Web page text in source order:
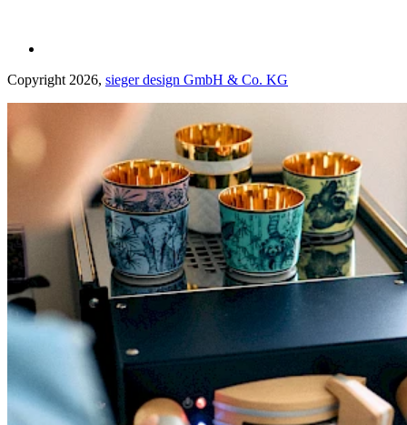
Copyright 2026, sieger design GmbH & Co. KG